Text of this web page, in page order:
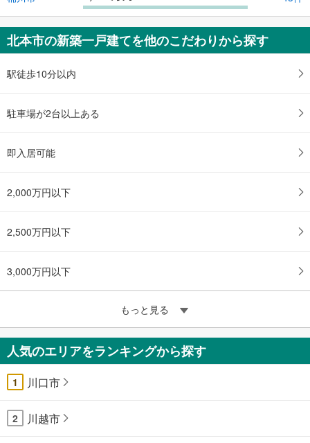
北本市の新築一戸建てを他のこだわりから探す
駅徒歩10分以内
駐車場が2台以上ある
即入居可能
2,000万円以下
2,500万円以下
3,000万円以下
もっと見る
人気のエリアをランキングから探す
1 川口市
2 川越市